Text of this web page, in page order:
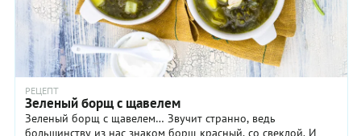
РЕЦЕПТ
Зеленый борщ с щавелем
Зеленый борщ с щавелем… Звучит странно, ведь